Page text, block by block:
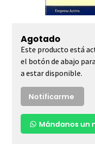
Agotado
Este producto está
el botón de abajo
a estar disponible.
Notificarme
Mándanos un